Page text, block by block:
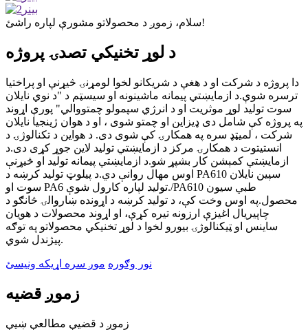
سلام، زموږ د محصولاتو مشورې لپاره راشئ!
د لوړ تخنیکي تصدۍ پروژه
دا پروژه د شرکت او د هغې د شریکانو لخوا لومړنۍ څیړنې او پراختیا
ترسره شوې.د ازمایښتي پیمانه ماشینونه او سیسټم د "د نوي نایلان
سوت تولید لوړ موثریت او د انرژي سپمولو چمتووالي" پورې اړوند
په پروژه کې شامل دی ډیزاین او چمتو شوی ، او د هوان ژینجیا نایلان
شرکت ، لمیټډ سره په همکارۍ کې شوی دی. د هواين د تکنالوژۍ د
انستيتوت د همکارۍ مرکز د ازمايښتي توليد لاين جوړ کړی دی.د
ازمایښتي کمېشن کار بشپړ شو.د ازمایښتي پیمانه تولید او څیړنې
اوس مهال روانې دي.د پیلوټ تولید کرښه د PA610 سپین نایلان
سوت او PA6 تولید لپاره کارول شوې./PA610 طبي سیون
محصول.په اوس وخت کې، د تولید کرښه د اړونده ښاروالۍ څانګو د
چاپیریال اغیزې ارزونه تیره کړې، او اړوند محصولات د هویان
ساینس او ​​​​ټیکنالوژۍ بیورو لخوا د لوړ تخنیکي محصولاتو په توګه
پیژندل شوي.
نور وګوره موږ سره اړیکه ونیسئ
زموږ قضیه
زموږ د قضیې مطالعې ښیې